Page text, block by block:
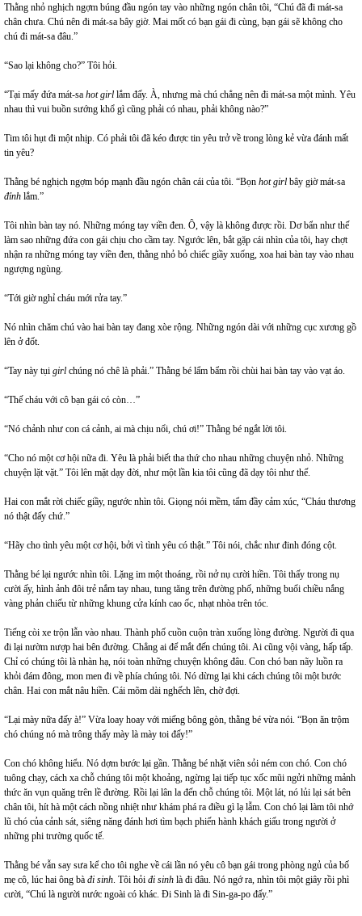
Thằng nhỏ nghịch ngợm búng đầu ngón tay vào những ngón chân tôi, “Chú đã đi mát-sa
chân chưa. Chú nên đi mát-sa bây giờ. Mai mốt có bạn gái đi cùng, bạn gái sẽ không cho
chú đi mát-sa đâu.”
“Sao lại không cho?” Tôi hỏi.
“Tại mấy đứa mát-sa hot girl lắm đấy. À, nhưng mà chú chẳng nên đi mát-sa một mình. Yêu
nhau thì vui buồn sướng khổ gì cũng phải có nhau, phải không nào?”
Tim tôi hụt đi một nhịp. Có phải tôi đã kéo được tin yêu trở về trong lòng kẻ vừa đánh mất
tin yêu?
Thằng bé nghịch ngợm bóp mạnh đầu ngón chân cái của tôi. “Bọn hot girl bây giờ mát-sa
đỉnh lắm.”
Tôi nhìn bàn tay nó. Những móng tay viền đen. Ô, vậy là không được rồi. Dơ bẩn như thế
làm sao những đứa con gái chịu cho cầm tay. Ngước lên, bắt gặp cái nhìn của tôi, hay chợt
nhận ra những móng tay viền đen, thằng nhỏ bỏ chiếc giầy xuống, xoa hai bàn tay vào nhau
ngượng ngùng.
“Tới giờ nghỉ cháu mới rửa tay.”
Nó nhìn chăm chú vào hai bàn tay đang xòe rộng. Những ngón dài với những cục xương gồ
lên ở đốt.
“Tay này tụi girl chúng nó chê là phải.” Thằng bé lẩm bẩm rồi chùi hai bàn tay vào vạt áo.
“Thế cháu với cô bạn gái có còn…”
“Nó chảnh như con cá cảnh, ai mà chịu nổi, chú ơi!” Thằng bé ngắt lời tôi.
“Cho nó một cơ hội nữa đi. Yêu là phải biết tha thứ cho nhau những chuyện nhỏ. Những
chuyện lặt vặt.” Tôi lên mặt dạy đời, như một lần kia tôi cũng đã dạy tôi như thế.
Hai con mắt rời chiếc giầy, ngước nhìn tôi. Giọng nói mềm, tẩm đầy cảm xúc, “Cháu thương
nó thật đấy chứ.”
“Hãy cho tình yêu một cơ hội, bởi vì tình yêu có thật.” Tôi nói, chắc như đinh đóng cột.
Thằng bé lại ngước nhìn tôi. Lặng im một thoáng, rồi nở nụ cười hiền. Tôi thấy trong nụ
cười ấy, hình ảnh đôi trẻ nắm tay nhau, tung tăng trên đường phố, những buổi chiều nắng
vàng phản chiếu từ những khung cửa kính cao ốc, nhạt nhòa trên tóc.
Tiếng còi xe trộn lẫn vào nhau. Thành phố cuồn cuộn tràn xuống lòng đường. Người đi qua
đi lại nườm nượp hai bên đường. Chẳng ai để mắt đến chúng tôi. Ai cũng vội vàng, hấp tấp.
Chỉ có chúng tôi là nhàn hạ, nói toàn những chuyện không đâu. Con chó ban nãy luồn ra
khỏi đám đông, mon men đi về phía chúng tôi. Nó dừng lại khi cách chúng tôi một bước
chân. Hai con mắt nâu hiền. Cái mõm dài nghếch lên, chờ đợi.
“Lại mày nữa đấy à!” Vừa loay hoay với miếng bông gòn, thằng bé vừa nói. “Bọn ăn trộm
chó chúng nó mà trông thấy mày là mày toi đấy!”
Con chó không hiểu. Nó dợm bước lại gần. Thằng bé nhặt viên sỏi ném con chó. Con chó
tuông chạy, cách xa chỗ chúng tôi một khoảng, ngừng lại tiếp tục xốc mũi ngửi những mảnh
thức ăn vụn quăng trên lề đường. Rồi lại lân la đến chỗ chúng tôi. Một lát, nó lủi lại sát bên
chân tôi, hít hà một cách nồng nhiệt như khám phá ra điều gì lạ lẫm. Con chó lại làm tôi nhớ
lũ chó của cảnh sát, siêng năng đánh hơi tìm bạch phiến hành khách giấu trong người ở
những phi trường quốc tế.
Thằng bé vẫn say sưa kể cho tôi nghe về cái lần nó yêu cô bạn gái trong phòng ngủ của bố
mẹ cô, lúc hai ông bà đi sinh . Tôi hỏi đi sinh là đi đâu. Nó ngớ ra, nhìn tôi một giây rồi phì
cười, “Chú là người nước ngoài có khác. Đi Sinh là đi Sin-ga-po đấy.”